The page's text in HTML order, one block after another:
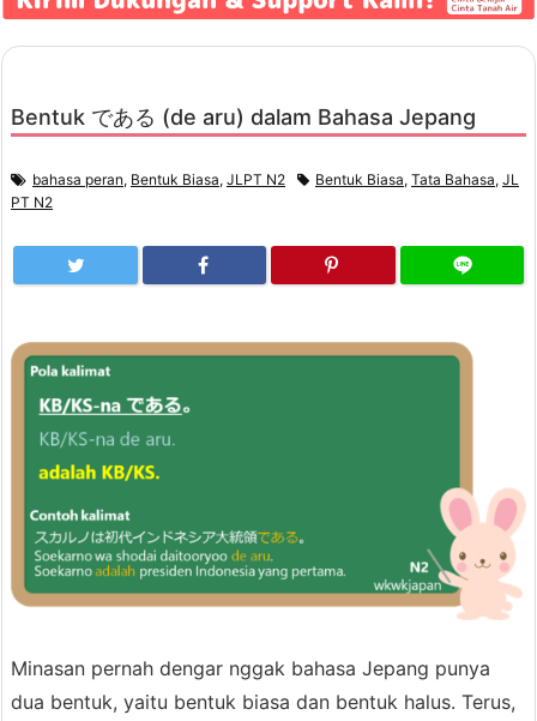
Bentuk である (de aru) dalam Bahasa Jepang
bahasa peran, Bentuk Biasa, JLPT N2 Bentuk Biasa, Tata Bahasa, JL
PT N2
Minasan pernah dengar nggak bahasa Jepang punya
dua bentuk, yaitu bentuk biasa dan bentuk halus. Terus,